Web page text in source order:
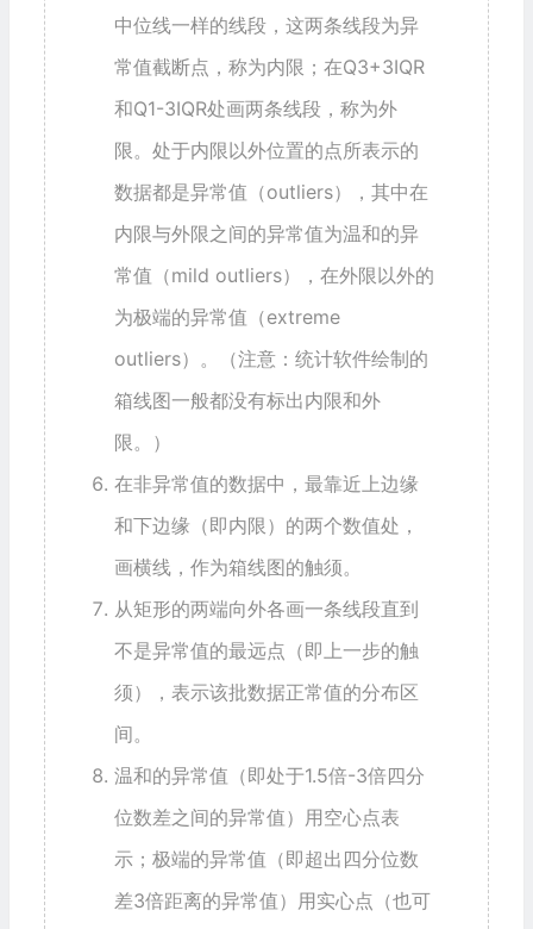
中位线一样的线段，这两条线段为异
常值截断点，称为内限；在Q3+3IQR
和Q1-3IQR处画两条线段，称为外
限。处于内限以外位置的点所表示的
数据都是异常值（outliers），其中在
内限与外限之间的异常值为温和的异
常值（mild outliers），在外限以外的
为极端的异常值（extreme
outliers）。（注意：统计软件绘制的
箱线图一般都没有标出内限和外
限。）
在非异常值的数据中，最靠近上边缘
和下边缘（即内限）的两个数值处，
画横线，作为箱线图的触须。
从矩形的两端向外各画一条线段直到
不是异常值的最远点（即上一步的触
须），表示该批数据正常值的分布区
间。
温和的异常值（即处于1.5倍-3倍四分
位数差之间的异常值）用空心点表
示；极端的异常值（即超出四分位数
差3倍距离的异常值）用实心点（也可